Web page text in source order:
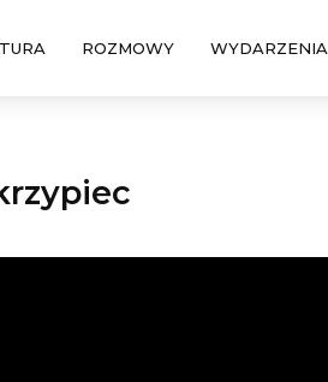
ROZMOWY WYDARZENIA